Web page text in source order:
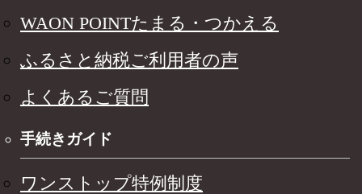
WAON POINTたまる・つかえる
ふるさと納税ご利用者の声
よくあるご質問
手続きガイド
ワンストップ特例制度